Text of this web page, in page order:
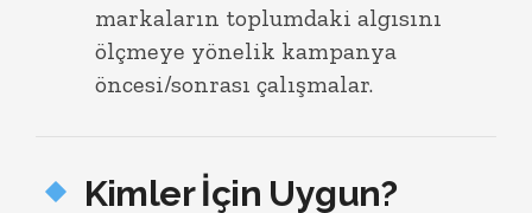
markaların toplumdaki algısını
ölçmeye yönelik kampanya
öncesi/sonrası çalışmalar.
Kimler İçin Uygun?